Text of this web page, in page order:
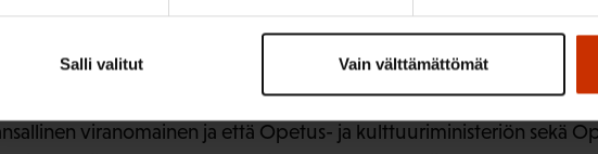
Vain välttämättömät
Salli valitut
toimeenpanon osalta on perusteltua, että vastuulliseksi
viranomainen ja että Opetus- ja kulttuuriministeriön sekä